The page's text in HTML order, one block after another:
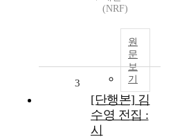
(NRF)
원
문
보
기
3
[단행본] 김
수영 전집 :
시